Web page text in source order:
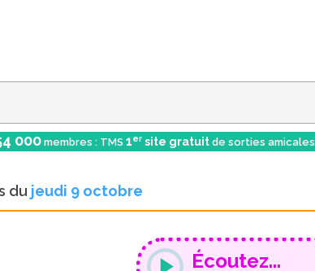
000membres : TMS 1er site gratuit de sorties amicales
du jeudi 9 octobre
Écoutez...